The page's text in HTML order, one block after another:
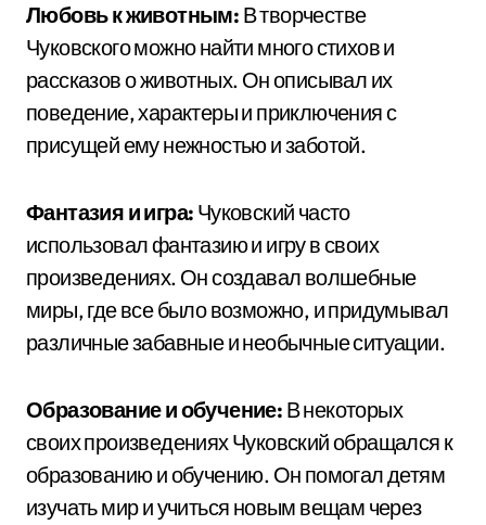
Любовь к животным: В творчестве
Чуковского можно найти много стихов и
рассказов о животных. Он описывал их
поведение, характеры и приключения с
присущей ему нежностью и заботой.
Фантазия и игра: Чуковский часто
использовал фантазию и игру в своих
произведениях. Он создавал волшебные
миры, где все было возможно, и придумывал
различные забавные и необычные ситуации.
Образование и обучение: В некоторых
своих произведениях Чуковский обращался к
образованию и обучению. Он помогал детям
изучать мир и учиться новым вещам через